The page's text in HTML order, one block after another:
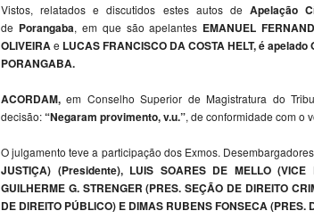
Vistos, relatados e discutidos estes autos de Apelação
de Porangaba, em que são apelantes EMANUEL
OLIVEIRAe LUCAS FRANCISCO DA COSTA HELT, é
PORANGABA.
ACORDAM,em Conselho Superior de Magistratura do
decisão:“Negaram provimento, v.u.”, de conformidade com o
O julgamento teve a participação dos Exmos. Desembargadores
JUSTIÇA) (Presidente), LUIS SOARES DE MELLO (VICE
GUILHERME G. STRENGER (PRES. SEÇÃO DE DIREITO
DE DIREITO PÚBLICO) E DIMAS RUBENS FONSECA (PRES.